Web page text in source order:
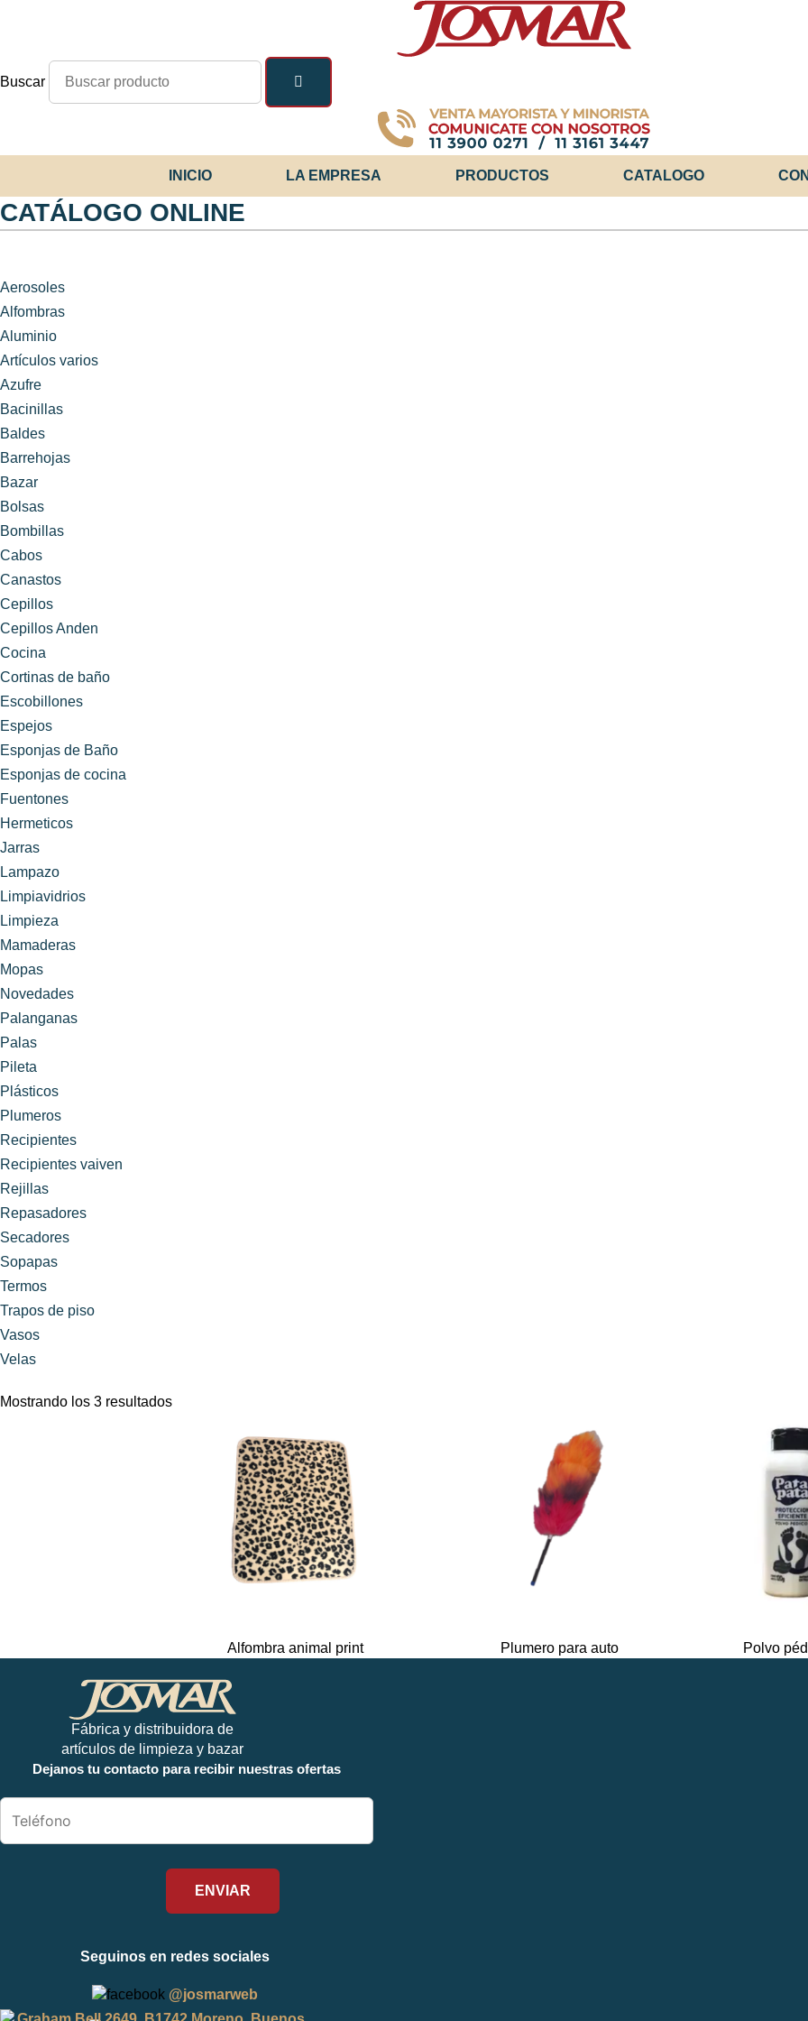
Buscar
INICIO LA EMPRESA PRODUCTOS CATALOGO
CATÁLOGO ONLINE
Aerosoles
Alfombras
Aluminio
Artículos varios
Azufre
Bacinillas
Baldes
Barrehojas
Bazar
Bolsas
Bombillas
Cabos
Canastos
Cepillos
Cepillos Anden
Cocina
Cortinas de baño
Escobillones
Espejos
Esponjas de Baño
Esponjas de cocina
Fuentones
Hermeticos
Jarras
Lampazo
Limpiavidrios
Limpieza
Mamaderas
Mopas
Novedades
Palanganas
Palas
Pileta
Plásticos
Plumeros
Recipientes
Recipientes vaiven
Rejillas
Repasadores
Secadores
Sopapas
Termos
Trapos de piso
Vasos
Velas
Mostrando los 3 resultados
Alfombra animal print Plumero para auto Polvo
Fábrica y distribuidora de
artículos de limpieza y bazar
Dejanos tu contacto para recibir nuestras ofertas
Seguinos en redes sociales
@josmarweb